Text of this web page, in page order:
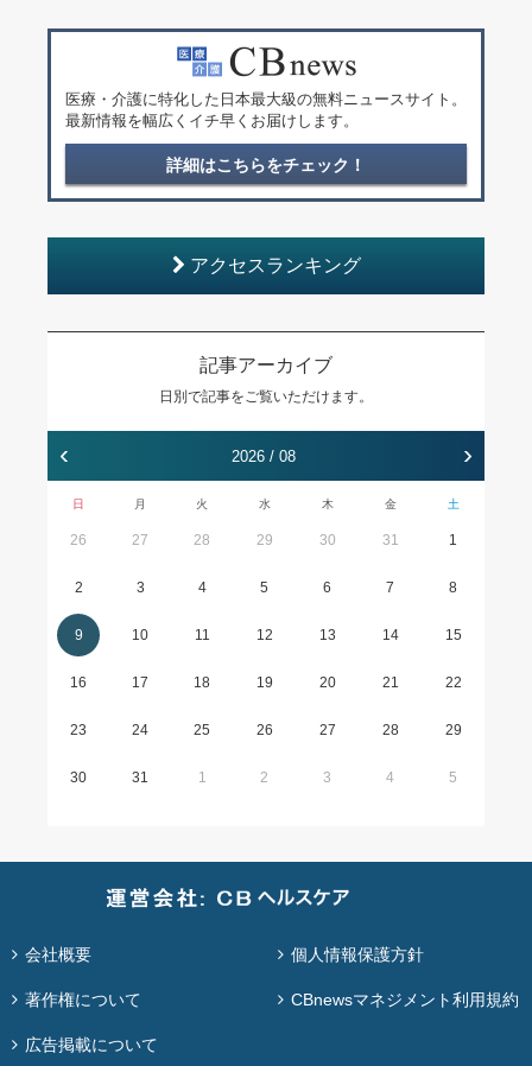
医療・介護に特化した日本最大級の無料ニュースサイト。
最新情報を幅広くイチ早くお届けします。
詳細はこちらをチェック！
アクセスランキング
記事アーカイブ
日別で記事をご覧いただけます。
‹ 2026 / 08 ›
日 月 火 水 木 金 土
26 27 28 29 30 31 1
2 3 4 5 6 7 8
9 10 11 12 13 14 15
16 17 18 19 20 21 22
23 24 25 26 27 28 29
30 31 1 2 3 4 5
会社概要 個人情報保護方針
著作権について CBnewsマネジメント利用規約
広告掲載について